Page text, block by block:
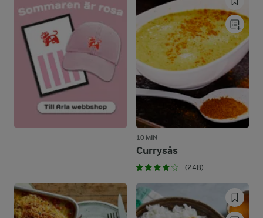
10 MIN
Currysås
(248)